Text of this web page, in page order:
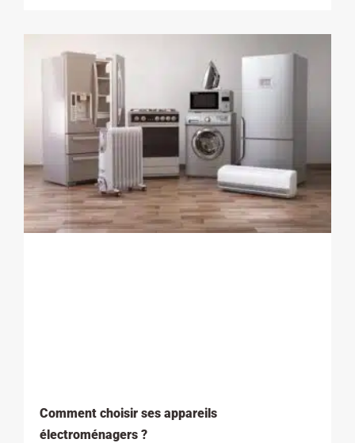
Comment choisir ses appareils
électroménagers ?